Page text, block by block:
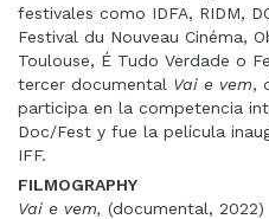
festivales como IDFA, RIDM,
Festival du Nouveau Cinéma,
Toulouse, É Tudo Verdade o
tercer documental Vai e vem,
participa en la competencia
Doc/Fest y fue la película
IFF.
FILMOGRAPHY
Vai e vem, (documental, 2022)